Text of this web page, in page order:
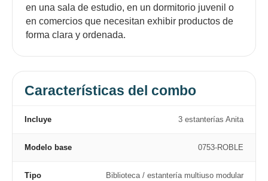
en una sala de estudio, en un dormitorio juvenil o
en comercios que necesitan exhibir productos de
forma clara y ordenada.
Características del combo
Incluye 3 estanterías Anita
Modelo base 0753-ROBLE
Tipo Biblioteca / estantería multiuso modular